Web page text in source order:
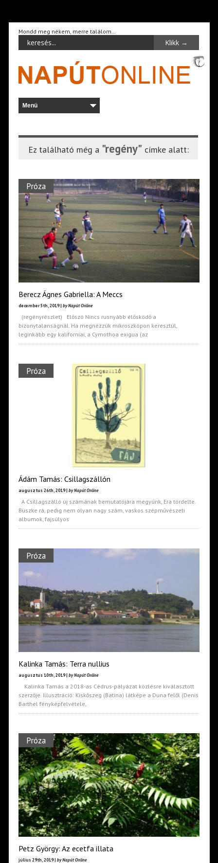
Mondd meg nékem, merre találom…
Ez található még a "regény" címke alatt:
Próza
Berecz Ágnes Gabriella: A Meccs
december 5th, 2019 | by Napút Online
(regényrészlet) Előszó Nincs rusnyább élősködő a
bizonytalanságnál. Ha megnézzük mikroszkópon keresztül,
leginkább egy kaliforniai, a Cymothoa exigua (az
Próza
Ádám Tamás: Csillagszállón
augusztus 26th, 2019 | by Napút Online
A Csillagszálló új számának bemutatójára megyünk, Era tördelte.
Büszke rá, pedig nem olyan nagy szám, vaskos szépművészeti
albumok, fajsúlyos
Próza
Kalinka Tamás: Terra nullius
augusztus 10th, 2019 | by Napút Online
Kalinka Tamás a 2018-as Cédrus-pályázat közlésre kiválasztott
szerzője. Illusztráció: Kiskőszeg (Batina) látképe a Duna felől (Denis
Barthel fényképfelvétele,
Próza
Petz György: Az ecetfa illata
július 29th, 2019 | by Napút Online